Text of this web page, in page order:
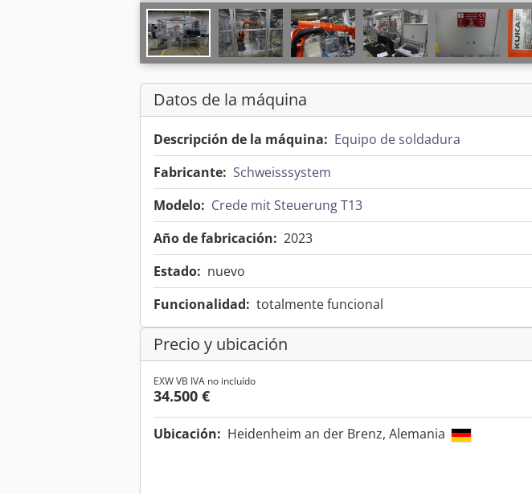
Datos de la máquina
Descripción de la máquina: Equipo de soldadura
Fabricante: Schweisssystem
Modelo: Crede mit Steuerung T13
Año de fabricación: 2023
Estado: nuevo
Funcionalidad: totalmente funcional
Precio y ubicación
EXW VB IVA no incluído
34.500 €
Ubicación: Heidenheim an der Brenz, Alemania